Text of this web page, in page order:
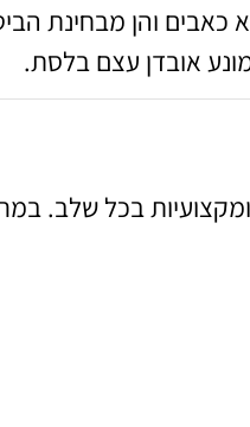
כאבים והן מבחינת
אובדן עצם בלסת.
בכל שלב.